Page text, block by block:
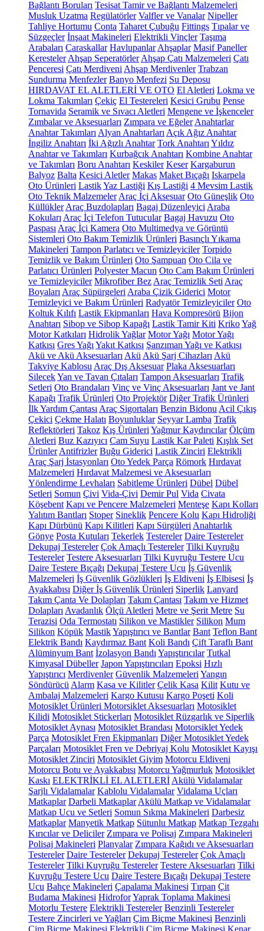
Bağlantı Boruları Tesisat Tamir ve Bağlantı Malzemeleri
Musluk Uzatma Regülatörler Valfler ve Vanalar Nipeller
Tahliye Hortumu Conta Taharet Çubuğu Fittings Tıpalar ve
Süzgeçler İnşaat Makineleri Elektrikli Vinçler Taşıma
Arabaları Caraskallar Havlupanlar Ahşaplar Masif Paneller
Keresteler Ahşap Seperatörler Ahşap Çatı Malzemeleri Çatı
Penceresi Çatı Merdiveni Ahşap Merdivenler Trabzan
Sundurma Menfezler Banyo Menfezi Su Deposu
HIRDAVAT EL ALETLERİ VE OTO El Aletleri Lokma ve
Lokma Takımları Çekiç El Testereleri Kesici Grubu Pense
Tornavida Seramik ve Sıvacı Aletleri Mengene ve İşkenceler
Zımbalar ve Aksesuarları Zımpara ve Eğeler Anahtarlar
Anahtar Takımları Alyan Anahtarları Açık Ağız Anahtar
İngiliz Anahtarı İki Ağızlı Anahtar Tork Anahtarı Yıldız
Anahtar ve Takımları Kurbağcık Anahtarı Kombine Anahtar
ve Takımları Boru Anahtarı Keskiler Keser Kargaburun
Balyoz Balta Kesici Aletler Makas Maket Bıçağı Iskarpela
Oto Ürünleri LastikYaz Lastiği Kış Lastiği 4 Mevsim Lastik
Oto Teknik Malzemeler Araç İçi Aksesuar Oto Güneşlik Oto
Küllükler Araç Buzdolapları Bagaj Düzenleyici Araba
Kokuları Araç İçi Telefon Tutucular Bagaj Havuzu Oto
Paspası Araç İçi Kamera Oto Multimedya ve Görüntü
Sistemleri Oto Bakım Temizlik Ürünleri Basınçlı Yıkama
Makineleri Tampon Parlatıcı ve Temizleyiciler Torpido
Temizlik ve Bakım Ürünleri Oto Şampuan Oto Cila ve
Parlatıcı Ürünleri Polyester Macun Oto Cam Bakım Ürünleri
ve Temizleyiciler Mikrofiber Bez Araç Temizlik Seti Araç
Boyaları Araç Süpürgeleri Araba Çizik Giderici Motor
Temizleyici ve Bakım Ürünleri Radyatör Temizleyiciler Oto
Koltuk Kılıfı Lastik Ekipmanları Hava Kompresörü Bijon
Anahtarı Sibop ve Sibop Kapağı Lastik Tamir Kiti KrikoYağ
Motor Katkıları Hidrolik Yağlar Motor Yağı Motor Yağı
Katkısı Gres Yağı Yakıt Katkısı Şanzıman Yağı ve Katkısı
Akü ve Akü Aksesuarları Akü Akü Şarj Cihazları Akü
Takviye Kablosu Araç Dış Aksesuar Plaka Aksesuarları
SilecekYan ve Tavan Çıtaları Tampon Aksesuarları Trafik
Setleri Oto Brandaları Vinç ve Vinç Aksesuarları Jant ve Jant
Kapağı Trafik Ürünleri Oto Projektör Diğer Trafik Ürünleri
İlk Yardım Çantası Araç Sigortaları Benzin Bidonu Acil Çıkış
Çekici Çekme Halatı Boyunluklar Seyyar Lamba Trafik
Reflektörleri Takoz Kış Ürünleri Yağmur Kaydırıcılar Ölçüm
Aletleri Buz Kazıyıcı Cam Suyu Lastik Kar Paleti Kışlık Set
Ürünler Antifrizler Buğu Giderici Lastik Zinciri Elektrikli
Araç Şarj İstasyonları Oto Yedek Parça Römork Hırdavat
Malzemeleri Hırdavat Malzemesi ve Aksesuarları
Yönlendirme Levhaları Sabitleme Ürünleri Dübel Dübel
Setleri Somun Çivi Vida-Çivi Demir Pul Vida Civata
Köşebent Kapı ve Pencere Malzemeleri Menteşe Kapı Kolları
Yalıtım Bantları Stoper Sineklik Pencere Kolu Kapı Hidroliği
Kapı Dürbünü Kapı Kilitleri Kapı Sürgüleri Anahtarlık
Gönye Posta Kutuları Tekerlek Testereler Daire Testereler
Dekupaj Testereler Çok Amaçlı Testereler Tilki Kuyruğu
Testereler Testere Aksesuarları Tilki Kuyruğu Testere Ucu
Daire Testere Bıçağı Dekupaj Testere Ucu İş Güvenlik
Malzemeleri İş Güvenlik Gözlükleri İş Eldiveni İş Elbisesi İş
Ayakkabısı Diğer İş Güvenlik Ürünleri Siperlik Lanyard
Takım Çanta Ve Dolapları Takım Çantası Takım ve Hizmet
Dolapları Avadanlık Ölçü Aletleri Metre ve Şerit Metre Su
Terazisi Oda Termostatı Silikon ve Mastikler Silikon Mum
Silikon Köpük MastikYapıştırıcı ve Bantlar Bant Teflon Bant
Elektrik Bandı Kaydırmaz Bant Koli Bandı Çift Taraflı Bant
Alüminyum Bant İzolasyon Bandı Yapıştırıcılar Tutkal
Kimyasal Dübeller Japon Yapıştırıcıları Epoksi Hızlı
Yapıştırıcı Merdivenler Güvenlik Malzemeleri Yangın
Söndürücü Alarm Kasa ve Kilitler Çelik Kasa Kilit Kutu ve
Ambalaj Malzemeleri Kargo Kutusu Kargo Poşeti Koli
Motosiklet Ürünleri Motorsiklet Aksesuarları Motosiklet
Kilidi Motosiklet Stickerları Motosiklet Rüzgarlık ve Siperlik
Motosiklet Aynası Motosiklet Brandası Motorsiklet Yedek
Parça Motosiklet Fren Ekipmanları Diğer Motosiklet Yedek
Parçaları Motosiklet Fren ve Debriyaj Kolu Motosiklet Kayışı
Motosiklet Zinciri Motosiklet Giyim Motorcu Eldiveni
Motorcu Botu ve Ayakkabısı Motorcu Yağmurluk Motosiklet
Kaskı ELEKTRİKLİ EL ALETLERİ Akülü Vidalamalar
Şarjlı Vidalamalar Kablolu Vidalamalar Vidalama Uçları
Matkaplar Darbeli Matkaplar Akülü Matkap ve Vidalamalar
Matkap Ucu ve Setleri Somun Sıkma Makineleri Darbesiz
Matkaplar Manyetik Matkap Sütunlu Matkap Matkap Tezgahı
Kırıcılar ve Deliciler Zımpara ve Polisaj Zımpara Makineleri
Polisaj Makineleri Planyalar Zımpara Kağıdı ve Aksesuarları
Testereler Daire Testereler Dekupaj Testereler Çok Amaçlı
Testereler Tilki Kuyruğu Testereler Testere Aksesuarları Tilki
Kuyruğu Testere Ucu Daire Testere Bıçağı Dekupaj Testere
Ucu Bahçe Makineleri Çapalama Makinesi Tırpan Çit
Budama Makinesi HidroforYaprak Toplama Makinesi
Motorlu Testere Elektrikli Testereler Benzinli Testereler
Testere Zincirleri ve Yağları Çim Biçme Makinesi Benzinli
Çim Biçme Makinesi Elektrikli Çim Biçme Makinesi Kenar